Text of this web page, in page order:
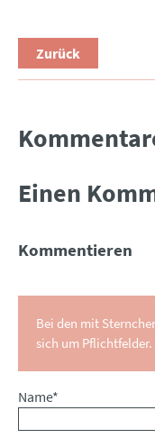
Zurück
Einen
Kommentieren
Bei den mit
sich um Pflichtfelder.
Pflichtfeld
Name*